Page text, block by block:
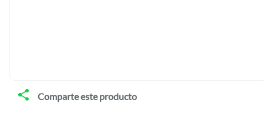
Comparte este producto